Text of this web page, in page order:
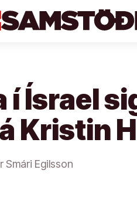
í Ísrael
Kristin
Smári Egilsson